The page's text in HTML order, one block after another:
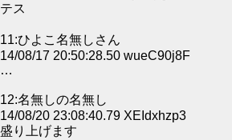
テス
11:ひよこ名無しさん
14/08/17 20:50:28.50 wueC90j8F
…
12:名無しの名無し
14/08/20 23:08:40.79 XEIdxhzp3
盛り上げます